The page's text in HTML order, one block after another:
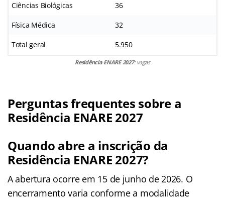
Ciências Biológicas 36
Física Médica 32
Total geral 5.950
Residência ENARE 2027: vagas
Perguntas frequentes sobre a
Residência ENARE 2027
Quando abre a inscrição da
Residência ENARE 2027?
A abertura ocorre em 15 de junho de 2026. O
encerramento varia conforme a modalidade